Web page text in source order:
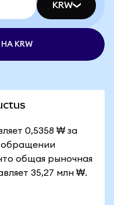
KRW
KRW
0,5358 ₩ за
обращении
общая рыночная
35,27 млн ₩.